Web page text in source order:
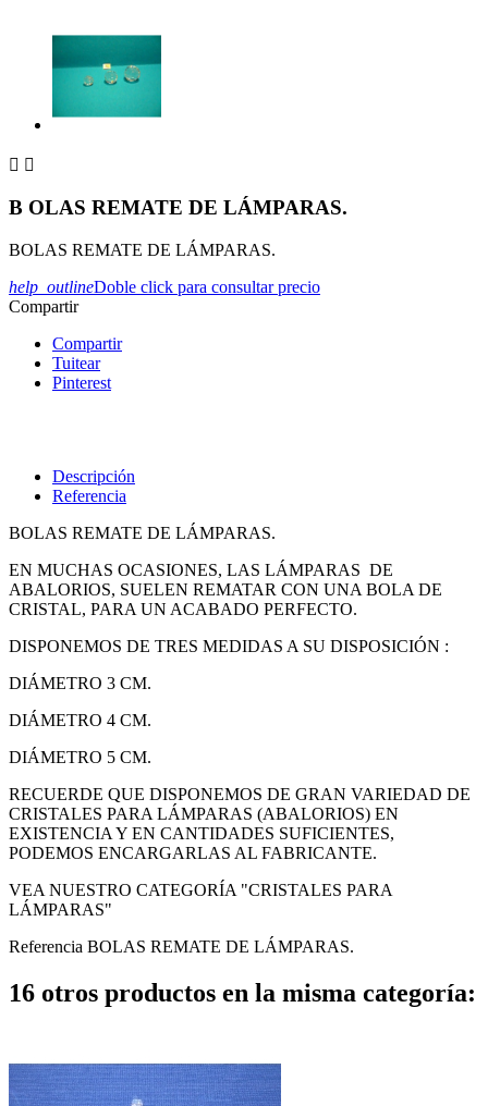
 
B OLAS REMATE DE LÁMPARAS.
BOLAS REMATE DE LÁMPARAS.
help_outlineDoble click para consultar precio
Compartir
Compartir
Tuitear
Pinterest
Descripción
Referencia
BOLAS REMATE DE LÁMPARAS.
EN MUCHAS OCASIONES, LAS LÁMPARAS DE
ABALORIOS, SUELEN REMATAR CON UNA BOLA DE
CRISTAL, PARA UN ACABADO PERFECTO.
DISPONEMOS DE TRES MEDIDAS A SU DISPOSICIÓN :
DIÁMETRO 3 CM.
DIÁMETRO 4 CM.
DIÁMETRO 5 CM.
RECUERDE QUE DISPONEMOS DE GRAN VARIEDAD DE
CRISTALES PARA LÁMPARAS (ABALORIOS) EN
EXISTENCIA Y EN CANTIDADES SUFICIENTES,
PODEMOS ENCARGARLAS AL FABRICANTE.
VEA NUESTRO CATEGORÍA "CRISTALES PARA
LÁMPARAS"
Referencia BOLAS REMATE DE LÁMPARAS.
16 otros productos en la misma categoría: